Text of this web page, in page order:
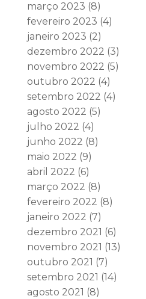
março 2023 (8)
fevereiro 2023 (4)
janeiro 2023 (2)
dezembro 2022 (3)
novembro 2022 (5)
outubro 2022 (4)
setembro 2022 (4)
agosto 2022 (5)
julho 2022 (4)
junho 2022 (8)
maio 2022 (9)
abril 2022 (6)
março 2022 (8)
fevereiro 2022 (8)
janeiro 2022 (7)
dezembro 2021 (6)
novembro 2021 (13)
outubro 2021 (7)
setembro 2021 (14)
agosto 2021 (8)